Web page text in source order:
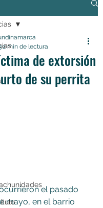
de extorsión
de su perrita
2 min de lectura
el pasado
mayo, en el barrio